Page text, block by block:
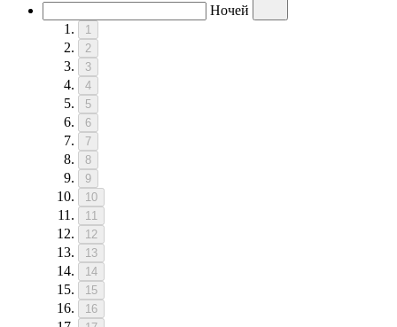
Ночей
1
2
3
4
5
6
7
8
9
10
11
12
13
14
15
16